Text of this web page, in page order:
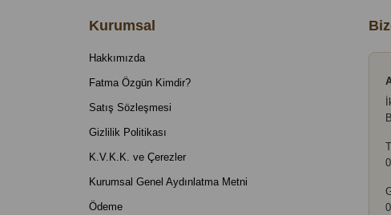
Kurumsal
Hakkımızda
Fatma Özgün Kimdir?
Satış Sözleşmesi
Gizlilik Politikası
K.V.K.K. ve Çerezler
Kurumsal Genel Aydınlatma Metni
Ödeme